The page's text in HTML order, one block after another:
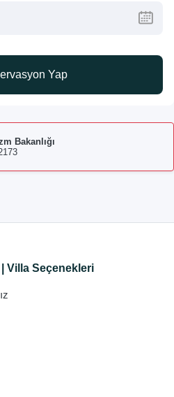
Yap
Bakanlığı
Villa Seçenekleri